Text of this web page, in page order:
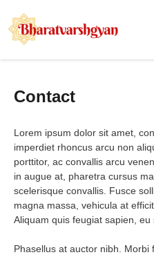
content
Contact
Lorem ipsum dolor sit amet,
imperdiet rhoncus arcu non
porttitor, ac convallis arcu
in augue at, pharetra cursus
scelerisque convallis. Fusce
magna massa, vehicula at
Aliquam quis feugiat sapien, eu
Phasellus at auctor nibh.